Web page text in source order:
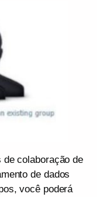
colaboração de
de dados
você poderá